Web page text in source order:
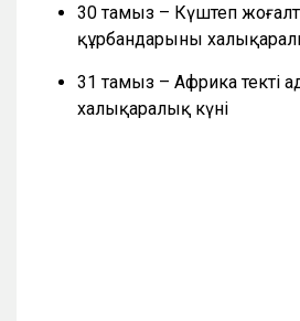
30 тамыз – Күштеп
құрбандарының
31 тамыз – Африка текті
халықаралық күні